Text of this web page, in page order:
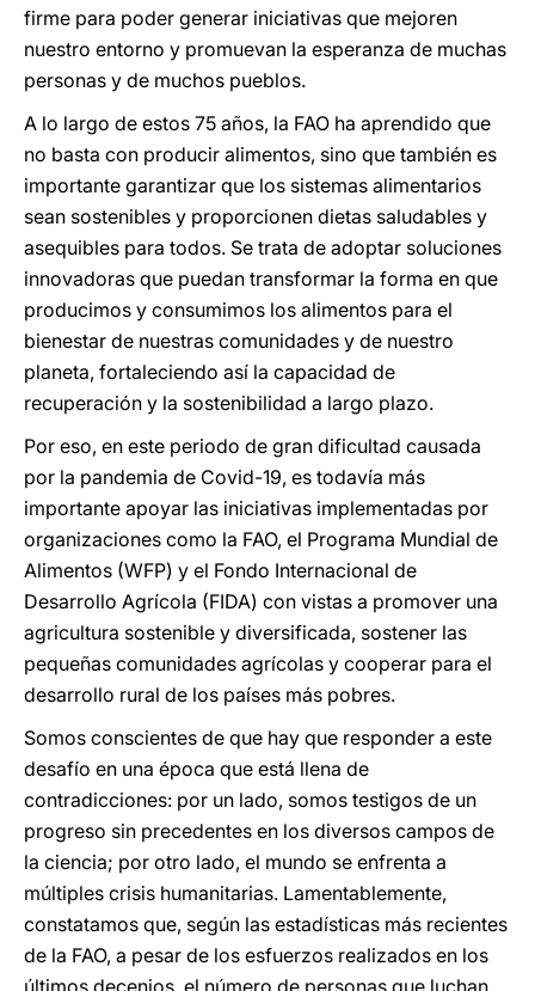
firme para poder generar iniciativas que mejoren
nuestro entorno y promuevan la esperanza de muchas
personas y de muchos pueblos.
A lo largo de estos 75 años, la FAO ha aprendido que
no basta con producir alimentos, sino que también es
importante garantizar que los sistemas alimentarios
sean sostenibles y proporcionen dietas saludables y
asequibles para todos. Se trata de adoptar soluciones
innovadoras que puedan transformar la forma en que
producimos y consumimos los alimentos para el
bienestar de nuestras comunidades y de nuestro
planeta, fortaleciendo así la capacidad de
recuperación y la sostenibilidad a largo plazo.
Por eso, en este periodo de gran dificultad causada
por la pandemia de Covid-19, es todavía más
importante apoyar las iniciativas implementadas por
organizaciones como la FAO, el Programa Mundial de
Alimentos (WFP) y el Fondo Internacional de
Desarrollo Agrícola (FIDA) con vistas a promover una
agricultura sostenible y diversificada, sostener las
pequeñas comunidades agrícolas y cooperar para el
desarrollo rural de los países más pobres.
Somos conscientes de que hay que responder a este
desafío en una época que está llena de
contradicciones: por un lado, somos testigos de un
progreso sin precedentes en los diversos campos de
la ciencia; por otro lado, el mundo se enfrenta a
múltiples crisis humanitarias. Lamentablemente,
constatamos que, según las estadísticas más recientes
de la FAO, a pesar de los esfuerzos realizados en los
últimos decenios, el número de personas que luchan